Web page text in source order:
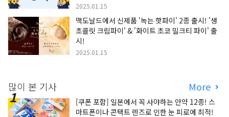
2025.01.15
맥도날드에서 신제품 '녹는 핫파이' 2종 출시! '생
초콜릿 크림파이' & '화이트 초코 밀크티 파이' 출
시!
2025.01.15
많이 본 기사 More
[쿠폰 포함] 일본에서 꼭 사야하는 안약 12종! 스
마트폰이나 콘택트 렌즈로 인한 눈 피로에 최적!